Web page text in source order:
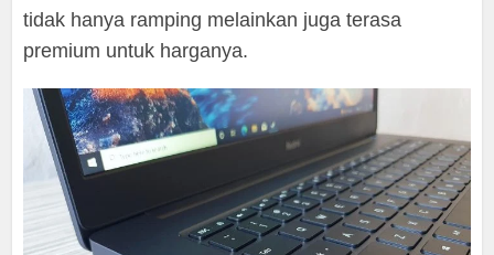
tidak hanya ramping melainkan juga terasa
premium untuk harganya.